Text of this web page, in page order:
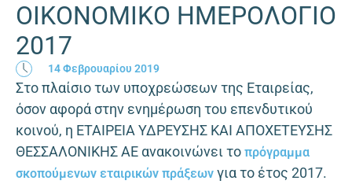
ΟΙΚΟΝΟΜΙΚΟ ΗΜΕΡΟΛΟΓΙΟ
2017
14 Φεβρουαρίου 2019
Στο πλαίσιο των υποχρεώσεων της Εταιρείας,
όσον αφορά στην ενημέρωση του επενδυτικού
κοινού, η ΕΤΑΙΡΕΙΑ ΥΔΡΕΥΣΗΣ ΚΑΙ ΑΠΟΧΕΤΕΥΣΗΣ
ΘΕΣΣΑΛΟΝΙΚΗΣ ΑΕ ανακοινώνει το πρόγραμμα
σκοπούμενων εταιρικών πράξεων για το έτος 2017.